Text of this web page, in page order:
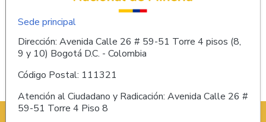
Sede principal
Dirección: Avenida Calle 26 # 59-51 Torre 4 pisos (8,
9 y 10) Bogotá D.C. - Colombia
Código Postal: 111321
Atención al Ciudadano y Radicación: Avenida Calle 26 #
59-51 Torre 4 Piso 8